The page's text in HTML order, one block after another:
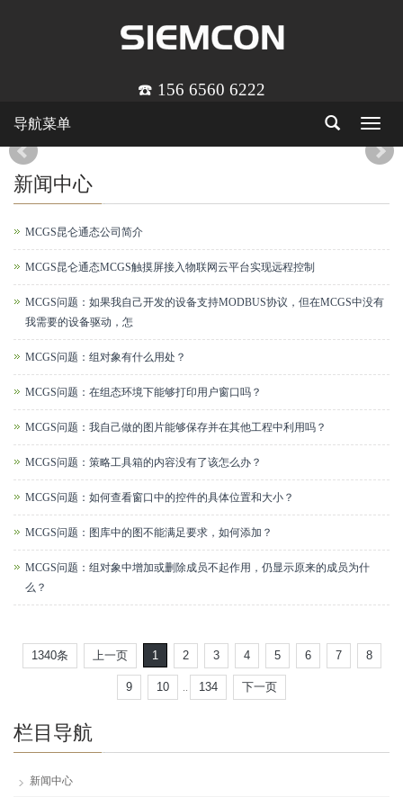
☎️ 156 6560 6222
Toggle
导航菜单
新闻中心
MCGS昆仑通态公司简介
MCGS昆仑通态MCGS触摸屏接入物联网云平台实现远程控制
MCGS问题：如果我自己开发的设备支持MODBUS协议，但在MCGS中没有
我需要的设备驱动，怎
MCGS问题：组对象有什么用处？
MCGS问题：在组态环境下能够打印用户窗口吗？
MCGS问题：我自己做的图片能够保存并在其他工程中利用吗？
MCGS问题：策略工具箱的内容没有了该怎么办？
MCGS问题：如何查看窗口中的控件的具体位置和大小？
MCGS问题：图库中的图不能满足要求，如何添加？
MCGS问题：组对象中增加或删除成员不起作用，仍显示原来的成员为什
么？
1340条 上一页 1 2 3 4 5 6 7 8
9 10 .. 134 下一页
栏目导航
新闻中心